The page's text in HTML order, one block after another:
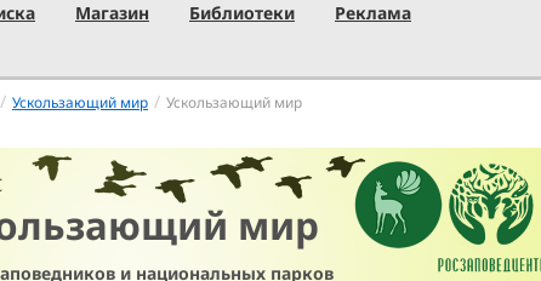
Магазин Библиотеки
Реклама
/ Ускользающий мир / Ускользающий мир
мир
и национальных парков